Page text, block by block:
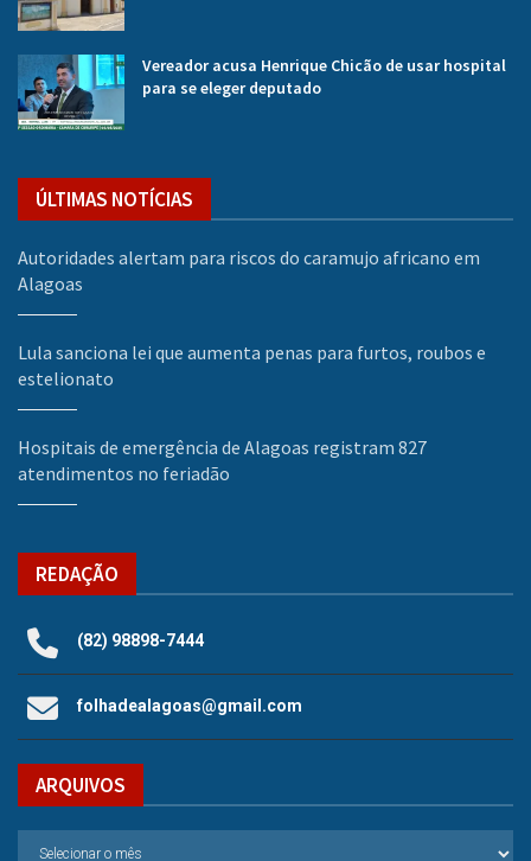
Vereador acusa Henrique Chicão de usar hospital
para se eleger deputado
ÚLTIMAS NOTÍCIAS
Autoridades alertam para riscos do caramujo africano em
Alagoas
Lula sanciona lei que aumenta penas para furtos, roubos e
estelionato
Hospitais de emergência de Alagoas registram 827
atendimentos no feriadão
REDAÇÃO
(82) 98898-7444
folhadealagoas@gmail.com
ARQUIVOS